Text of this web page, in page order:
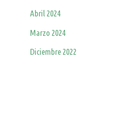
Abril 2024
Marzo 2024
Diciembre 2022